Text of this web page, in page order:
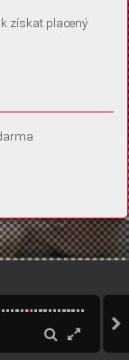
abychom se
upravit ve Správě
získat placený